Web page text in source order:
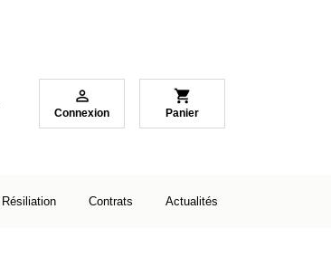

Connexion
shopping_cart
Panier
Résiliation Contrats Actualités